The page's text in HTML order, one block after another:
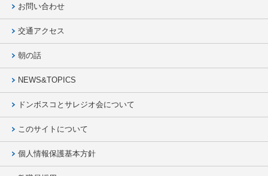
お問い合わせ
交通アクセス
朝の話
NEWS&TOPICS
ドンボスコとサレジオ会について
このサイトについて
個人情報保護基本方針